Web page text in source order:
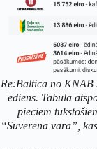
Re:Baltica no KNAB
ēdiens. Tabulā
pieciem
“Suverēnā vara”,